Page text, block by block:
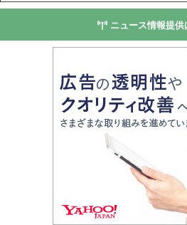
ニュース情報提供